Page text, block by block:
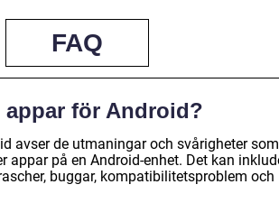
FAQ
appar för Android?
avser de utmaningar och svårigheter
appar på en Android-enhet. Det kan
buggar, kompatibilitetsproblem och